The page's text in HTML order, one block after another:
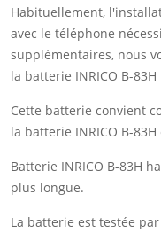
Habituellement,
avec le téléphone
supplémentaires, nous
la batterie INRICO B-
Cette batterie convient
la batterie INRICO B-
Batterie INRICO B-83H
plus longue.
La batterie est testée